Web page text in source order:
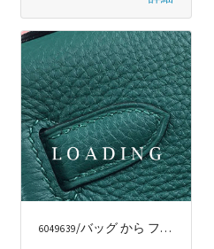
6049639/バッグ から ファッションラグジュアリー